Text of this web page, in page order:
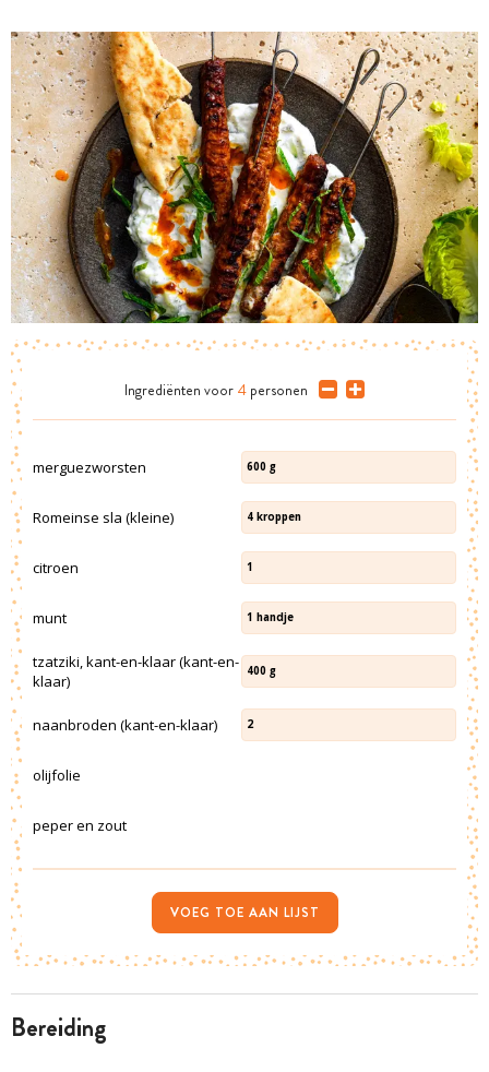
bereiding
Ingrediënten voor 4 personen
merguezworsten 600 g
Romeinse sla (kleine) 4 kroppen
citroen 1
munt 1 handje
tzatziki, kant-en-klaar (kant-en-
klaar)
400 g
naanbroden (kant-en-klaar) 2
olijfolie
peper en zout
VOEG TOE AAN LIJST